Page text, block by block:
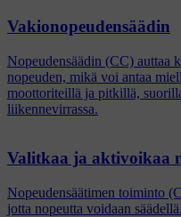
Vakionopeudensäädin
Nopeudensäädin (CC) auttaa
nopeuden, mikä voi antaa
moottoriteillä ja pitkillä,
liikennevirrassa.
Valitkaa ja aktivoikaa
Nopeudensäätimen toiminto
jotta nopeutta voidaan säädellä.